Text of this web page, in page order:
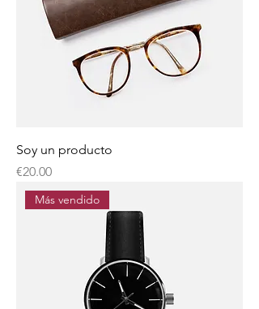
Soy un producto
Price
€20.00
Más vendido